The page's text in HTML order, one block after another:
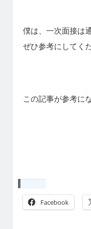
僕は、一次面接は
ぜひ参考にしてく
この記事が参考に
Facebook